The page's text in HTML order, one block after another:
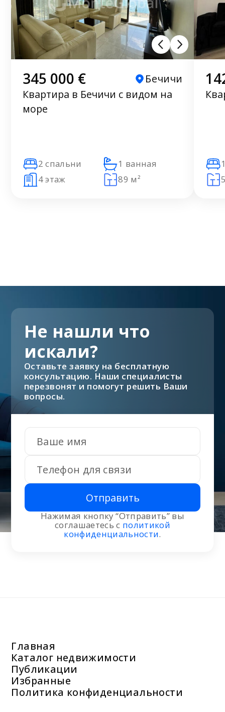
345 000 €
Бечичи
Квартира в Бечичи с видом на
море
2 спальни
1 ванная
4 этаж
89 м²
Отправить
Нажимая кнопку “Отправить” вы
соглашаетесь с политикой
конфиденциальности.
Не нашли что
искали?
Оставьте заявку на бесплатную
консультацию. Наши специалисты
перезвонят и помогут решить Ваши
вопросы.
Главная
Каталог недвижимости
Публикации
Избранные
Политика конфиденциальности